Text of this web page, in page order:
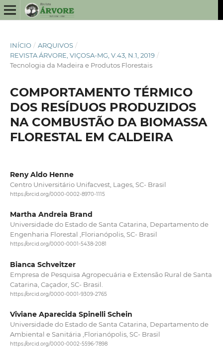
INÍCIO / ARQUIVOS /
REVISTA ÁRVORE, VIÇOSA-MG, V.43, N.1, 2019 /
Tecnologia da Madeira e Produtos Florestais
COMPORTAMENTO TÉRMICO
DOS RESÍDUOS PRODUZIDOS
NA COMBUSTÃO DA BIOMASSA
FLORESTAL EM CALDEIRA
Reny Aldo Henne
Centro Universitário Unifacvest, Lages, SC- Brasil
https://orcid.org/0000-0002-8970-1115
Martha Andreia Brand
Universidade do Estado de Santa Catarina, Departamento de
Engenharia Florestal ,Florianópolis, SC- Brasil
https://orcid.org/0000-0001-5438-2081
Bianca Schveitzer
Empresa de Pesquisa Agropecuária e Extensão Rural de Santa
Catarina, Caçador, SC- Brasil.
https://orcid.org/0000-0001-9309-2765
Viviane Aparecida Spinelli Schein
Universidade do Estado de Santa Catarina, Departamento de
Ambiental e Sanitária ,Florianópolis, SC- Brasil
https://orcid.org/0000-0002-5596-7898